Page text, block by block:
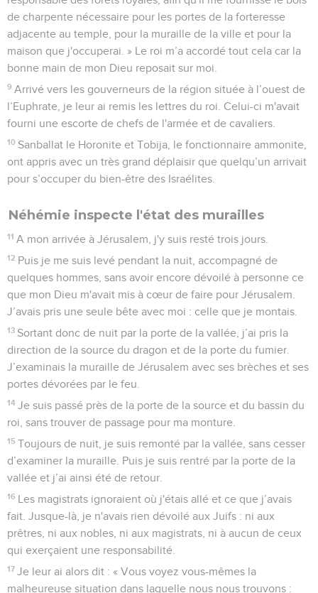
de charpente nécessaire pour les portes de la forteresse
adjacente au temple, pour la muraille de la ville et pour la
maison que j'occuperai. » Le roi m’a accordé tout cela car la
bonne main de mon Dieu reposait sur moi.
9 Arrivé vers les gouverneurs de la région située à l’ouest de
l’Euphrate, je leur ai remis les lettres du roi. Celui-ci m'avait
fourni une escorte de chefs de l'armée et de cavaliers.
10 Sanballat le Horonite et Tobija, le fonctionnaire ammonite,
ont appris avec un très grand déplaisir que quelqu’un arrivait
pour s’occuper du bien-être des Israélites.
Néhémie inspecte l'état des murailles
11 A mon arrivée à Jérusalem, j'y suis resté trois jours.
12 Puis je me suis levé pendant la nuit, accompagné de
quelques hommes, sans avoir encore dévoilé à personne ce
que mon Dieu m'avait mis à cœur de faire pour Jérusalem.
J’avais pris une seule bête avec moi : celle que je montais.
13 Sortant donc de nuit par la porte de la vallée, j’ai pris la
direction de la source du dragon et de la porte du fumier.
J’examinais la muraille de Jérusalem avec ses brèches et ses
portes dévorées par le feu.
14 Je suis passé près de la porte de la source et du bassin du
roi, sans trouver de passage pour ma monture.
15 Toujours de nuit, je suis remonté par la vallée, sans cesser
d’examiner la muraille. Puis je suis rentré par la porte de la
vallée et j’ai ainsi été de retour.
16 Les magistrats ignoraient où j'étais allé et ce que j’avais
fait. Jusque-là, je n'avais rien dévoilé aux Juifs : ni aux
prêtres, ni aux nobles, ni aux magistrats, ni à aucun de ceux
qui exerçaient une responsabilité.
17 Je leur ai alors dit : « Vous voyez vous-mêmes la
malheureuse situation dans laquelle nous nous trouvons :